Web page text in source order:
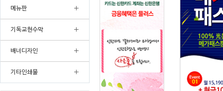
메뉴판 +
기독교현수막 +
배너디자인 +
기타인쇄물 +